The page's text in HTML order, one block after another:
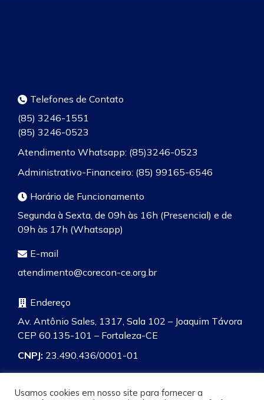
Telefones de Contato
(85) 3246-1551
(85) 3246-0523
Atendimento Whatsapp: (85)3246-0523
Administrativo-Financeiro: (85) 99165-6546
Horário de Funcionamento
Segunda à Sexta, de 09h às 16h (Presencial) e de
09h às 17h (Whatsapp)
E-mail
atendimento@corecon-ce.org.br
Endereço
Av. Antônio Sales, 1317, Sala 102 – Joaquim Távora
CEP 60.135-101 – Fortaleza-CE
CNPJ: 23.490.436/0001-01
Usamos cookies em nosso site para fornecer a